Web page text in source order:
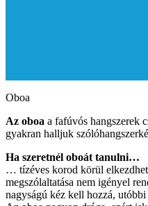
Oboa
Az oboa a fafúvós hangszerek
gyakran halljuk
Ha szeretnél oboát tanulni…
… tízéves korod körül
megszólaltatása nem igényel
nagyságú kéz kell hozzá,